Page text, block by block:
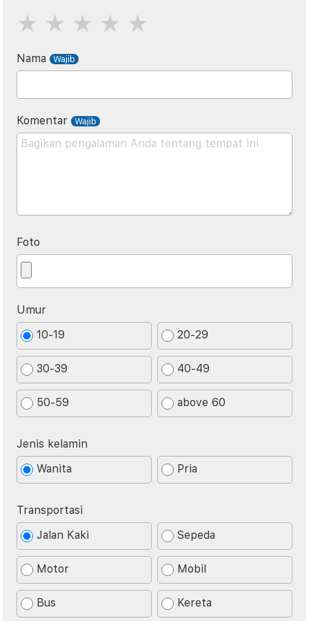
Nama
Komentar
Foto
Umur
10-19
20-29
30-39 40-49
50-59 above 60
Jenis kelamin
Wanita
Pria
Transportasi
Jalan Kaki
Sepeda
Motor Mobil
Bus Kereta